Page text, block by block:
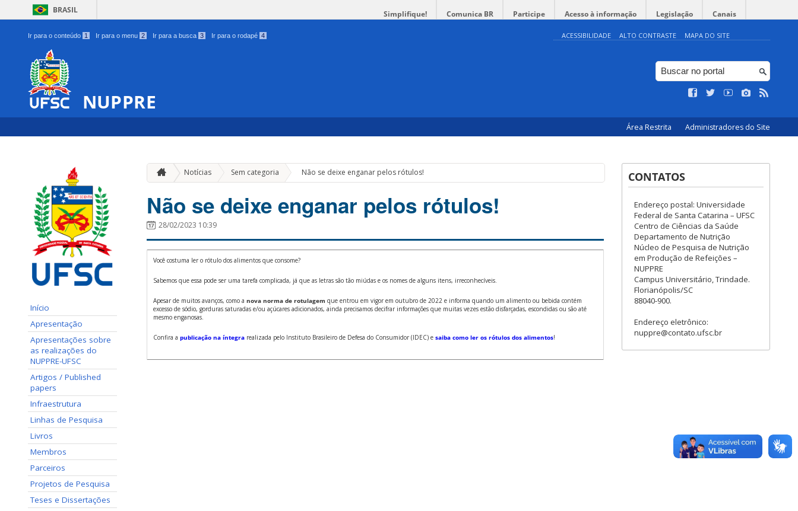
BRASIL Simplifique! Comunica BR Participe Acesso à informação Legislação Canais
Ir para o conteúdo 1 Ir para o menu 2 Ir para a busca 3 Ir para o rodapé 4 ACESSIBILIDADE ALTO CONTRASTE MAPA DO SITE
NUPPRE
Área Restrita Administradores do Site
Início
Apresentação
Apresentações sobre
as realizações do
NUPPRE-UFSC
Artigos / Published
papers
Infraestrutura
Linhas de Pesquisa
Livros
Membros
Parceiros
Projetos de Pesquisa
Teses e Dissertações
Notícias Sem categoria » Não se deixe enganar pelos rótulos!
Não se deixe enganar pelos rótulos!
28/02/2023 10:39
Você costuma ler o rótulo dos alimentos que consome?
Sabemos que essa pode ser uma tarefa complicada, já que as letras são tão miúdas e os nomes de alguns itens, irreconhecíveis.
Apesar de muitos avanços, como a nova norma de rotulagem que entrou em vigor em outubro de 2022 e informa quando um alimento ou bebida contém
excesso de sódio, gorduras saturadas e/ou açúcares adicionados, ainda precisamos decifrar informações que muitas vezes estão disfarçadas, escondidas ou são até
mesmo enganosas.
Confira a publicação na íntegra realizada pelo Instituto Brasileiro de Defesa do Consumidor (IDEC) e saiba como ler os rótulos dos alimentos!
CONTATOS
Endereço postal: Universidade
Federal de Santa Catarina – UFSC
Centro de Ciências da Saúde
Departamento de Nutrição
Núcleo de Pesquisa de Nutrição
em Produção de Refeições –
NUPPRE
Campus Universitário, Trindade.
Florianópolis/SC
88040-900.
Endereço eletrônico:
nuppre@contato.ufsc.br